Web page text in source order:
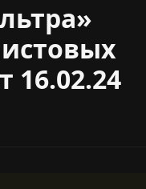
16.02.24